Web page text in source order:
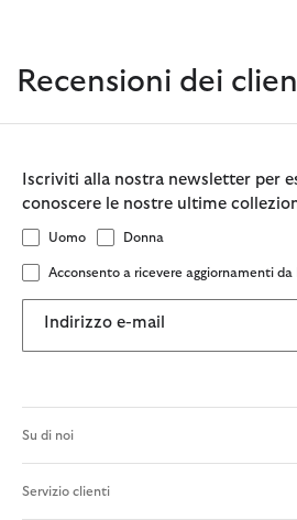
Recensioni dei
Iscriviti alla nostra newsletter per
conoscere le nostre ultime
Uomo Donna
Acconsento a ricevere aggiornamenti da
Indirizzo e-mail
Su di noi
Servizio clienti